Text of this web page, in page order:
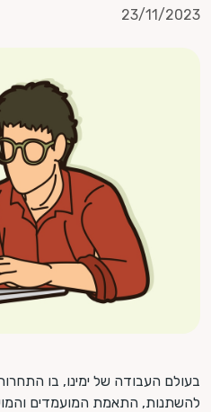
23/11/2023
בעולם העבודה של ימינו, בו
להשתנות, התאמת המועמדים